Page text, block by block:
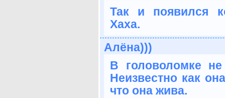
Так и появился
Хаха.
Алёна)))
В головоломке
Неизвестно как
что она жива.